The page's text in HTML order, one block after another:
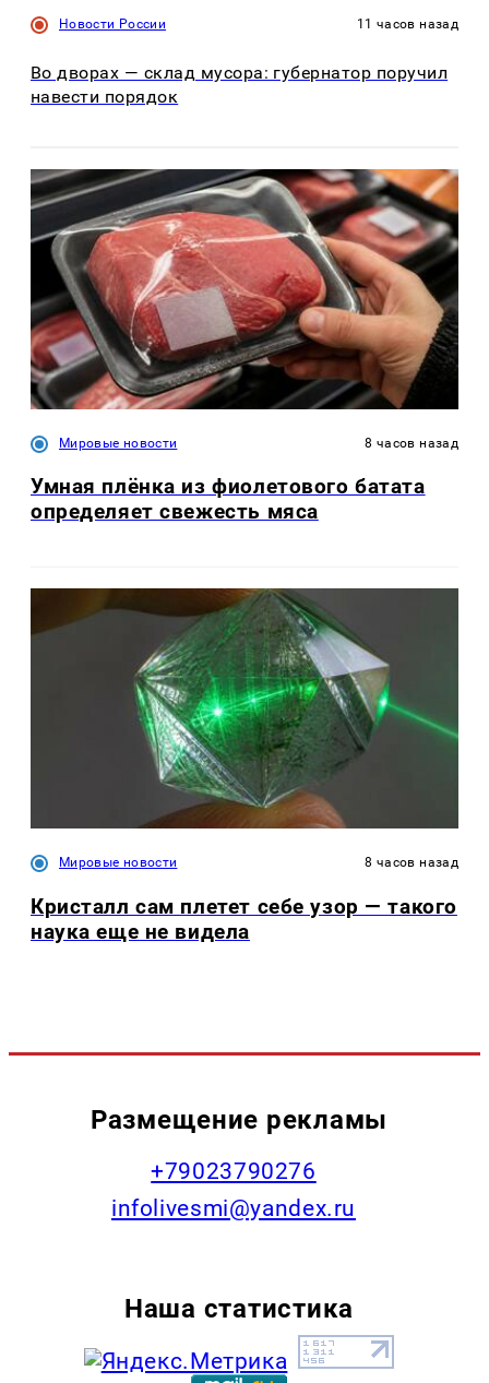
Новости России 11 часов назад
Во дворах — склад мусора: губернатор поручил
навести порядок
Мировые новости 8 часов назад
Умная плёнка из фиолетового батата
определяет свежесть мяса
Мировые новости 8 часов назад
Кристалл сам плетет себе узор — такого
наука еще не видела
Размещение рекламы
+79023790276
infolivesmi@yandex.ru
Наша статистика